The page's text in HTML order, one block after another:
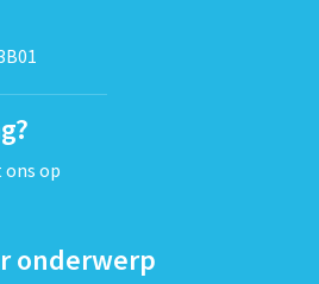
ons op
onderwerp